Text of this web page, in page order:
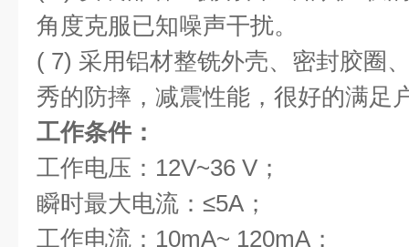
角度克服已知噪声干扰。
( 7) 采用铝材整铣外壳、密封胶圈
秀的防摔，减震性能，很好的满足
工作条件：
工作电压：12V~36 V；
瞬时最大电流：≤5A；
工作电流：10mA~ 120mA；